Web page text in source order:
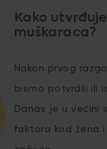
Kako
muškaraca?
Nakon prvog
bismo potvrdili ili
Danas je u većini
faktora kod žena